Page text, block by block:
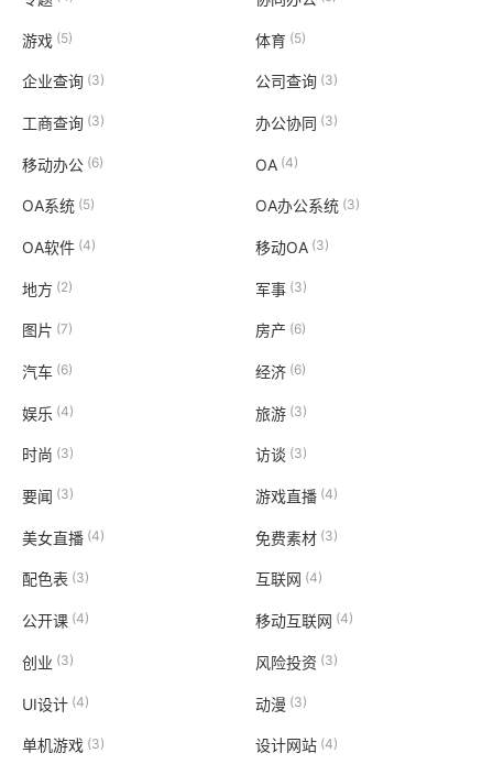
游戏 (5) 体育(5)
企业查询 (3) 公司查询(3)
工商查询 (3) 办公协同 (3)
移动办公 (6) OA (4)
OA系统 (5) OA办公系统(3)
OA软件 (4) 移动OA (3)
地方 (2) 军事 (3)
图片 (7) 房产 (6)
汽车 (6) 经济(6)
娱乐 (4) 旅游(3)
时尚 (3) 访谈 (3)
要闻 (3) 游戏直播(4)
美女直播 (4) 免费素材(3)
配色表 (3) 互联网 (4)
公开课 (4) 移动互联网 (4)
创业 (3) 风险投资 (3)
UI设计 (4) 动漫 (3)
单机游戏 (3) 设计网站(4)